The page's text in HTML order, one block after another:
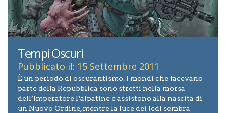
Tempi Oscuri
Pubblicato il: 15 Settembre 2011
È un periodo di oscurantismo. I mondi che facevano
parte della Repubblica sono stretti nella morsa
dell’Imperatore Palpatine e assistono alla nascita di
un Nuovo Ordine, mentre la luce dei Jedi sembra